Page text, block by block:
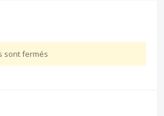
sont fermés